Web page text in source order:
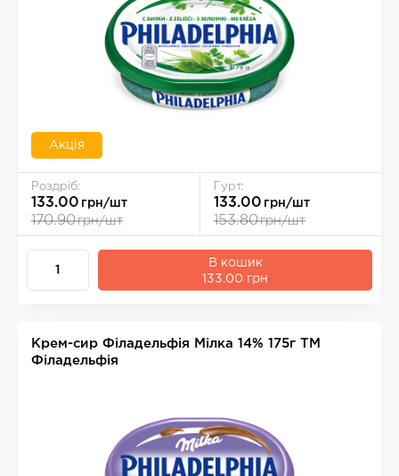
Акція
Роздріб:
133.00 грн/шт
170.90грн/шт
Гурт:
133.00 грн/шт
153.80грн/шт
В кошик
133.00 грн
Крем-сир Фiладельфiя Мiлка 14% 175г ТМ
Філадельфія